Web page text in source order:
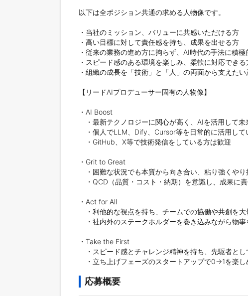
以下は全ポジション共通の求める人物像です。
・当社のミッション、バリューに共感いただける方
・高い目標に対して責任感を持ち、成果を出せる方
・従来の業務の進め方に拘らず、AI時代の手法に積
・スピード感のある環境を楽しみ、柔軟に対応できる
・組織の成長を「技術」と「人」の両面から支えた
【リードAIプロデューサー固有の人物像】
・AI Boost
・最新テクノロジーに関心が高く、AIを活用して未
・個人でLLM、Dify、Cursor等を日常的に活用して
・GitHub、X等で技術発信をしている方は歓迎
・Grit to Great
・困難な状況でも本質から向き合い、粘り強くやり
・QCD（品質・コスト・納期）を意識し、成果に
・Act for All
・利他的な視点を持ち、チームでの協働や共創を大
・社内外のステークホルダーを巻き込みながら物事
・Take the First
・スピード感とチャレンジ精神を持ち、先駆者と
・立ち上げフェーズのスタートアップで0→1を楽し
応募概要